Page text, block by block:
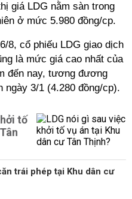
giá LDG nằm sàn trong
ở mức 5.980 đồng/cp.
8, cổ phiếu LDG giao dịch
là mức giá cao nhất của
đến nay, tương đương
ngày 3/1 (4.280 đồng/cp).
tố
trái phép tại Khu dân cư